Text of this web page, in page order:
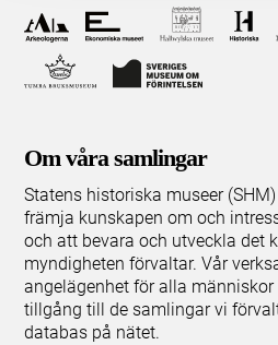
Om våra samlingar
Statens historiska museer
främja kunskapen om och
och att bevara och utveckla det
myndigheten förvaltar. Vår
angelägenhet för alla
tillgång till de samlingar vi
databas på nätet.